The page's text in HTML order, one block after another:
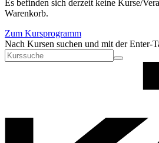
Es befinden sich derzeit keine Kurse/
Warenkorb.
Zum Kursprogramm
Nach Kursen suchen und mit der Enter-